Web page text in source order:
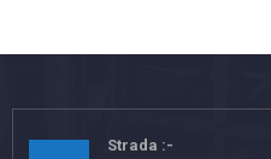
Strada